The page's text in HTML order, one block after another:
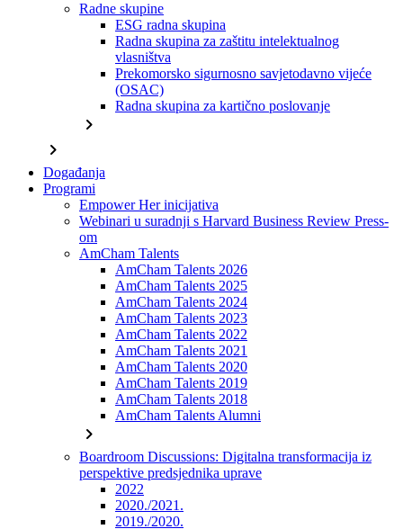
Radne skupine
ESG radna skupina
Radna skupina za zaštitu intelektualnog
vlasništva
Prekomorsko sigurnosno savjetodavno vijeće
(OSAC)
Radna skupina za kartično poslovanje
chevron_right
chevron_right
Događanja
Programi
Empower Her inicijativa
Webinari u suradnji s Harvard Business Review Press-
om
AmCham Talents
AmCham Talents 2026
AmCham Talents 2025
AmCham Talents 2024
AmCham Talents 2023
AmCham Talents 2022
AmCham Talents 2021
AmCham Talents 2020
AmCham Talents 2019
AmCham Talents 2018
AmCham Talents Alumni
chevron_right
Boardroom Discussions: Digitalna transformacija iz
perspektive predsjednika uprave
2022
2020./2021.
2019./2020.